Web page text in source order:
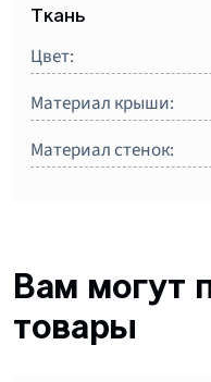
Ткань
Цвет:
Материал крыши:
Материал стенок:
Вам могут
товары